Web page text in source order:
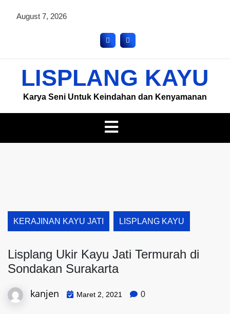
August 7, 2026
LISPLANG KAYU
Karya Seni Untuk Keindahan dan Kenyamanan
KERAJINAN KAYU JATI LISPLANG KAYU
Lisplang Ukir Kayu Jati Termurah di
Sondakan Surakarta
kanjen Maret 2, 2021 0